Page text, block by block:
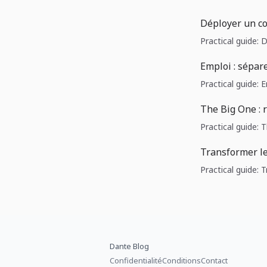
Déployer un
Practical guide:
Emploi :
Practical guide:
The Big One :
Practical guide:
Transformer
Practical guide:
Dante Blog
ConfidentialitéConditionsContact